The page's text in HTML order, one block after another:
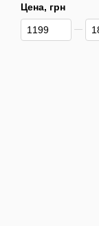
Цена, грн
От Цена, грн
До Цена, грн